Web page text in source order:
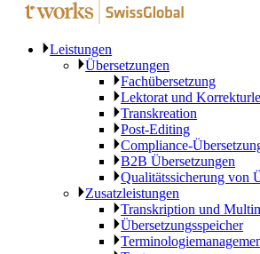
Leistungen
Übersetzungen
Fachübersetzung
Lektorat und
Transkreation
Post-Editing
Compliance-
B2B Übersetzungen
Qualitätssicherung von
Zusatzleistungen
Transkription und
Übersetzungsspeicher